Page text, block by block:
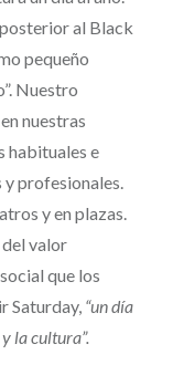
al Black
pequeño
Nuestro
nuestras
habituales e
y profesionales.
y en plazas.
del valor
que los
Saturday, “un día
la cultura”.